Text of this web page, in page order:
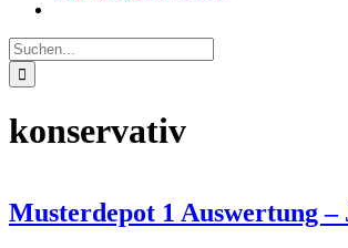
Suche
nach:
konservativ
Musterdepot 1 Auswertung –